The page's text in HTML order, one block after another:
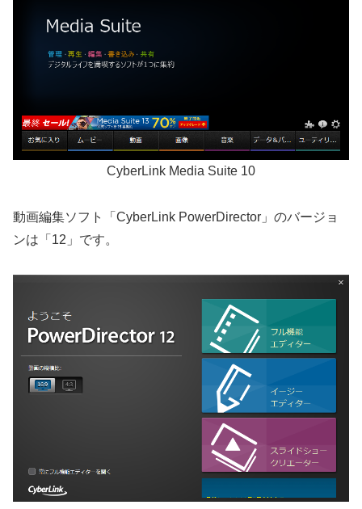
CyberLink Media Suite 10
動画編集ソフト「CyberLink PowerDirector」のバージョ
ンは「12」です。